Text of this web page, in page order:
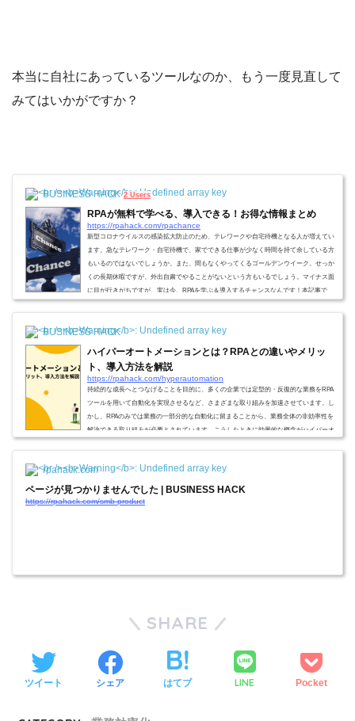
本当に自社にあっているツールなのか、もう一度見直して
みてはいかがですか？
BUSINESS HACK 2 Users
RPAが無料で学べる、導入できる！お得な情報まとめ
https://rpahack.com/rpachance
新型コロナウイルスの感染拡大防止のため、テレワークや自宅待機となる人が増えてい
ます。急なテレワーク・自宅待機で、家でできる仕事が少なく時間を持て余している方
もいるのではないでしょうか。また、間もなくやってくるゴールデンウイーク。せっか
くの長期休暇ですが、外出自粛でやることがないという方もいるでしょう。マイナス面
に目が行きがちですが、実は今、RPAを学ぶ＆導入するチャンスなんです！本記事で
は、今だからこそお得に学習できるRPA、お得に導入できるRPAをご紹介します。RPA
BUSINESS HACK
ハイパーオートメーションとは？RPAとの違いやメリッ
ト、導入方法を解説
https://rpahack.com/hyperautomation
持続的な成長へとつなげることを目的に、多くの企業では定型的・反復的な業務をRPA
ツールを用いて自動化を実現させるなど、さまざまな取り組みを加速させています。し
かし、RPAのみでは業務の一部分的な自動化に留まることから、業務全体の非効率性を
解決できる取り組みが必要とされています。こうしたときに効果的な概念がハイパーオ
ーションとは、生成AIやLLM（大規...
rpahack.com
ページが見つかりませんでした | BUSINESS HACK
https://rpahack.com/smb-product
SHARE
ツイート シェア はてブ LINE Pocket